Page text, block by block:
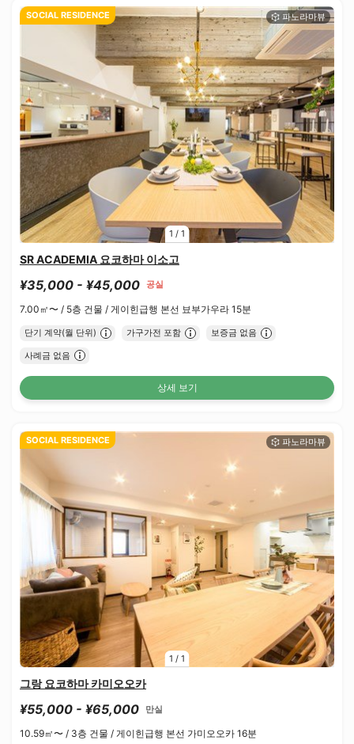
1 / 1
SOCIAL RESIDENCE
SR ACADEMIA 요코하마 이소고
¥35,000 - ¥45,000 공실
7.00㎡〜 / 5층 건물 / 게이힌급행 본선 뵤부가우라 15분
단기 계약(월 단위) 가구가전 포함 보증금 없음
사례금 없음
상세 보기
1 / 1
SOCIAL RESIDENCE
그랑 요코하마 카미오오카
¥55,000 - ¥65,000 만실
10.59㎡〜 / 3층 건물 / 게이힌급행 본선 가미오오카 16분